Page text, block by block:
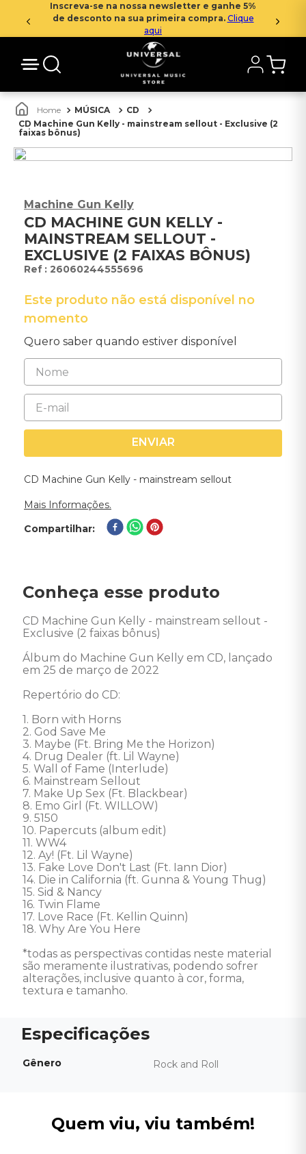
Inscreva-se na nossa newsletter e ganhe 5%
de desconto na sua primeira compra. Clique
aqui
MÚSICA
CD
CD Machine Gun Kelly - mainstream sellout - Exclusive (2
faixas bônus)
Machine Gun Kelly
CD MACHINE GUN KELLY -
MAINSTREAM SELLOUT -
EXCLUSIVE (2 FAIXAS BÔNUS)
: 26060244555696
Este produto não está disponível no
momento
Quero saber quando estiver disponível
ENVIAR
CD Machine Gun Kelly - mainstream sellout
Mais Informações.
Compartilhar
Conheça esse produto
CD Machine Gun Kelly - mainstream sellout -
Exclusive (2 faixas bônus)
Álbum do Machine Gun Kelly em CD, lançado
em 25 de março de 2022
Repertório do CD:
1. Born with Horns
2. God Save Me
3. Maybe (Ft. Bring Me the Horizon)
4. Drug Dealer (ft. Lil Wayne)
5. Wall of Fame (Interlude)
6. Mainstream Sellout
7. Make Up Sex (Ft. Blackbear)
8. Emo Girl (Ft. WILLOW)
9. 5150
10. Papercuts (album edit)
11. WW4
12. Ay! (Ft. Lil Wayne)
13. Fake Love Don't Last (Ft. Iann Dior)
14. Die in California (ft. Gunna & Young Thug)
15. Sid & Nancy
16. Twin Flame
17. Love Race (Ft. Kellin Quinn)
18. Why Are You Here
*todas as perspectivas contidas neste material
são meramente ilustrativas, podendo sofrer
alterações, inclusive quanto à cor, forma,
textura e tamanho.
Gênero Rock and Roll
Quem viu, viu também!